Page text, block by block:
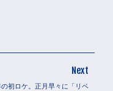
Next
の初ロケ。正月早々に「リベ